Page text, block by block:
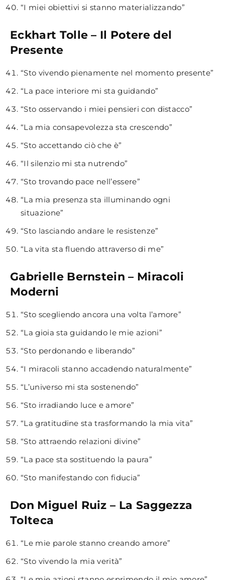
“I miei obiettivi si stanno materializzando”
Eckhart Tolle – Il Potere del
Presente
“Sto vivendo pienamente nel momento presente”
“La pace interiore mi sta guidando”
“Sto osservando i miei pensieri con distacco”
“La mia consapevolezza sta crescendo”
“Sto accettando ciò che è”
“Il silenzio mi sta nutrendo”
“Sto trovando pace nell’essere”
“La mia presenza sta illuminando ogni
situazione”
“Sto lasciando andare le resistenze”
“La vita sta fluendo attraverso di me”
Gabrielle Bernstein – Miracoli
Moderni
“Sto scegliendo ancora una volta l’amore”
“La gioia sta guidando le mie azioni”
“Sto perdonando e liberando”
“I miracoli stanno accadendo naturalmente”
“L’universo mi sta sostenendo”
“Sto irradiando luce e amore”
“La gratitudine sta trasformando la mia vita”
“Sto attraendo relazioni divine”
“La pace sta sostituendo la paura”
“Sto manifestando con fiducia”
Don Miguel Ruiz – La Saggezza
Tolteca
“Le mie parole stanno creando amore”
“Sto vivendo la mia verità”